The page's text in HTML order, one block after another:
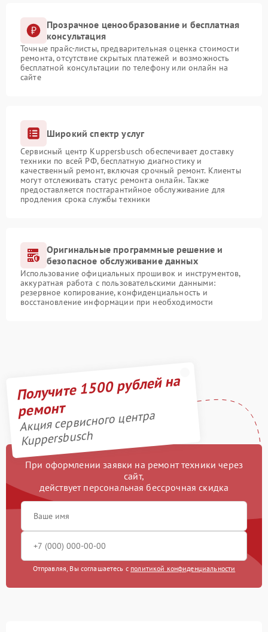
Прозрачное ценообразование и бесплатная
консультация
Точные прайс-листы, предварительная оценка стоимости
ремонта, отсутствие скрытых платежей и возможность
бесплатной консультации по телефону или онлайн на
сайте
Широкий спектр услуг
Сервисный центр Kuppersbusch обеспечивает доставку
техники по всей РФ, бесплатную диагностику и
качественный ремонт, включая срочный ремонт. Клиенты
могут отслеживать статус ремонта онлайн. Также
предоставляется постгарантийное обслуживание для
продления срока службы техники
Оригинальные программные решение и
безопасное обслуживание данных
Использование официальных прошивок и инструментов,
аккуратная работа с пользовательскими данными:
резервное копирование, конфиденциальность и
восстановление информации при необходимости
Получите 1500 рублей на
ремонт
Акция сервисного центра
Kuppersbusch
При оформлении заявки на ремонт техники через
сайт,
действует персональная бессрочная скидка
Отправляя, Вы соглашаетесь с политикой конфиденциальности